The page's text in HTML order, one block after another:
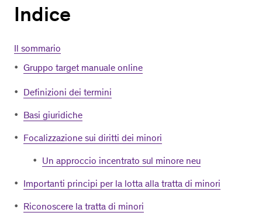
Indice
Il sommario
Gruppo target manuale online
Definizioni dei termini
Basi giuridiche
Focalizzazione sui diritti dei minori
Un approccio incentrato sul minore neu
Importanti principi per la lotta alla tratta di minori
Riconoscere la tratta di minori